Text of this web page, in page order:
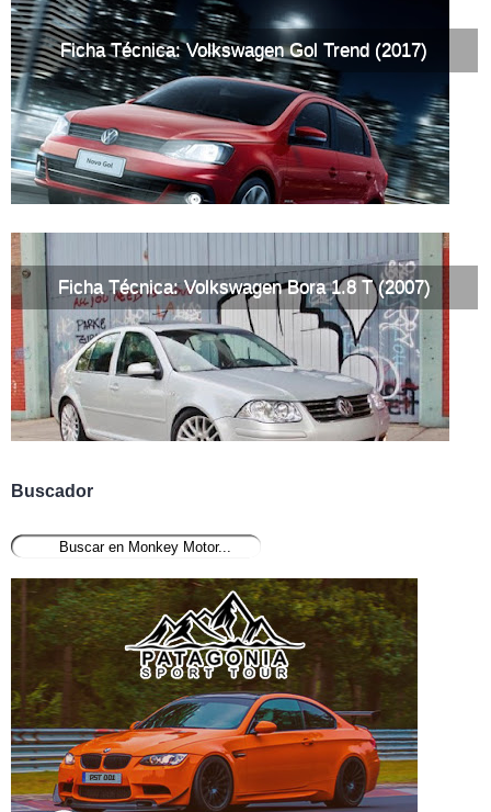
Ficha Técnica: Volkswagen Gol Trend (2017)
Ficha Técnica: Volkswagen Bora 1.8 T (2007)
Buscador